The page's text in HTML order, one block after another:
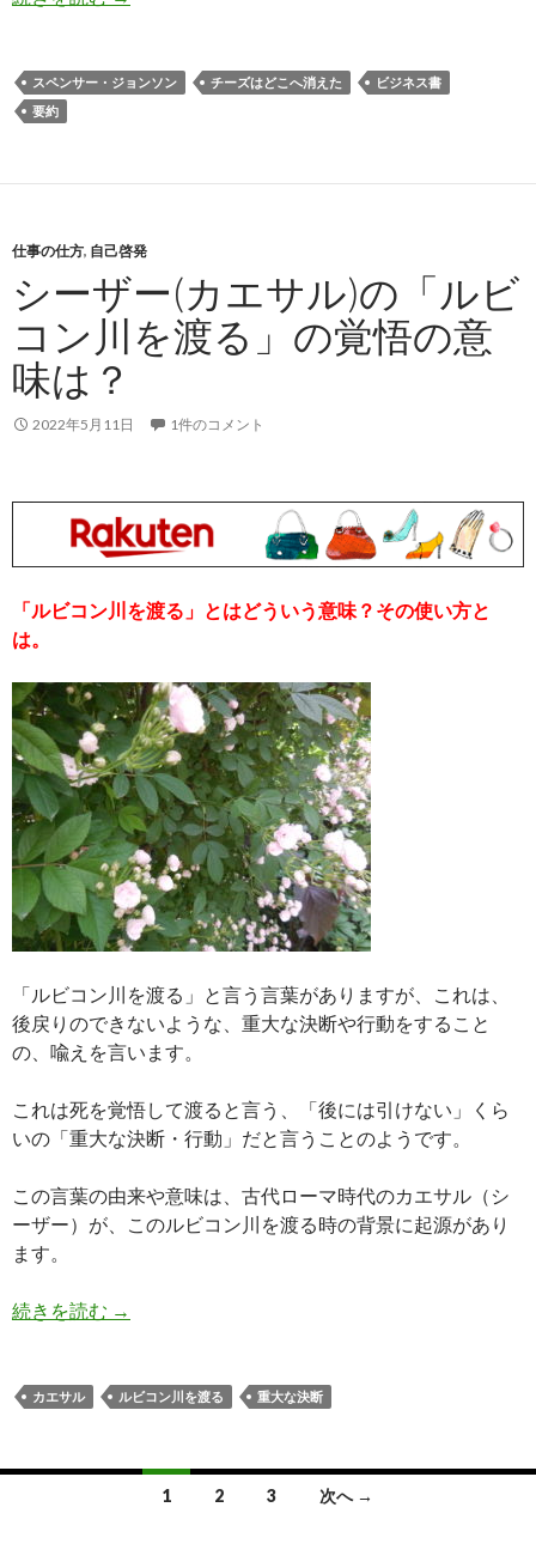
スペンサー・ジョンソン チーズはどこへ消えた
ビジネス書
要約
仕事の仕方, 自己啓発
シーザー(カエサル)の「ルビ
コン川を渡る」の覚悟の意
味は？
2022年5月11日 1件のコメント
「ルビコン川を渡る」とはどういう意味？その使い方と
は。
「ルビコン川を渡る」と言う言葉がありますが、これは、
後戻りのできないような、重大な決断や行動をすること
の、喩えを言います。
これは死を覚悟して渡ると言う、「後には引けない」くら
いの「重大な決断・行動」だと言うことのようです。
この言葉の由来や意味は、古代ローマ時代のカエサル（シ
ーザー）が、このルビコン川を渡る時の背景に起源があり
ます。
続きを読む シーザー(カエサル)の「ルビコン川を渡る」の覚
→
カエサル ルビコン川を渡る 重大な決断
1 2 3 次へ →